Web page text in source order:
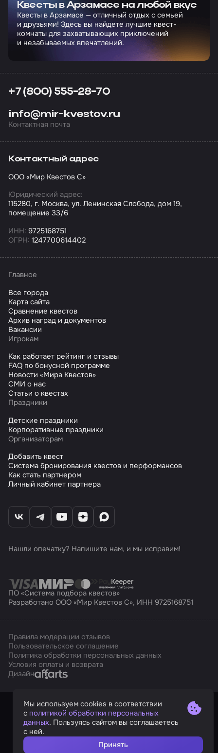
Квесты в Арзамасе на любой вкус
Квесты в Арзамасе — отличный отдых с семьей
и друзьями! Здесь вы найдете лучшие квест-
комнаты для захватывающих приключений
и незабываемых впечатлений.
+7 (800) 555-28-70
info@mir-kvestov.ru
Контактная почта
Контактный адрес
ООО «Мир Квестов С»
Юридический адрес:
115280, г. Москва, ул. Ленинская Слобода, дом 19,
помещение 33/6
ИНН: 9725168751
ОГРН: 1247700614402
Главное
Все города
Карта сайта
Сравнение квестов
Архив наград и документов
Вакансии
Игрокам
Как работает рейтинг и отзывы
FAQ по бонусной программе
Новости «Мира Квестов»
СМИ о нас
Статьи о квестах
Праздники
Детские праздники
Корпоративные праздники
Организаторам
Добавить квест
Система бронирования квестов и перформансов
Как стать партнером
Личный кабинет партнера
Нашли опечатку? Напишите нам, и мы исправим!
ПО «Система подбора квестов»
Разработано ООО «Мир Квестов С», ИНН 9725168751
Правила модерации отзывов
Пользовательское соглашение
Политика обработки персональных данных
Условия оплаты и возврата
ДизайнAffarts
Мы используем cookies в соответствии
с политикой обработки персональных
данных. Пользуясь сайтом вы соглашаетесь
с ней.
Принять